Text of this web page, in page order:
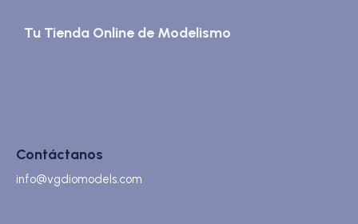
Tu Tienda Online de Modelismo
Contáctanos
info@vgdiomodels.com